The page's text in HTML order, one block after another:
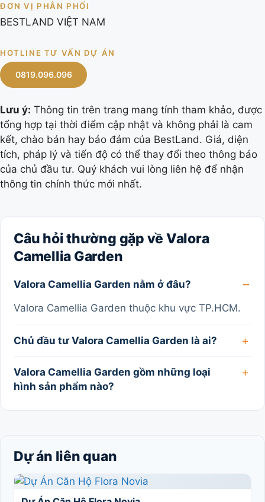
ĐƠN VỊ PHÂN PHỐI
BESTLAND VIỆT NAM
HOTLINE TƯ VẤN DỰ ÁN
0819.096.096
Lưu ý: Thông tin trên trang mang tính tham khảo, được
tổng hợp tại thời điểm cập nhật và không phải là cam
kết, chào bán hay bảo đảm của BestLand. Giá, diện
tích, pháp lý và tiến độ có thể thay đổi theo thông báo
của chủ đầu tư. Quý khách vui lòng liên hệ để nhận
thông tin chính thức mới nhất.
Câu hỏi thường gặp về Valora
Camellia Garden
Valora Camellia Garden nằm ở đâu?
Valora Camellia Garden thuộc khu vực TP.HCM.
Chủ đầu tư Valora Camellia Garden là ai?
Valora Camellia Garden gồm những loại
hình sản phẩm nào?
Dự án liên quan